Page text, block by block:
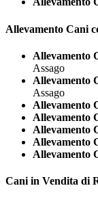
Allevamento Cani
Allevamento
Assago
Allevamento
Assago
Allevamento
Allevamento
Allevamento
Allevamento
Allevamento
Cani in Vendita di